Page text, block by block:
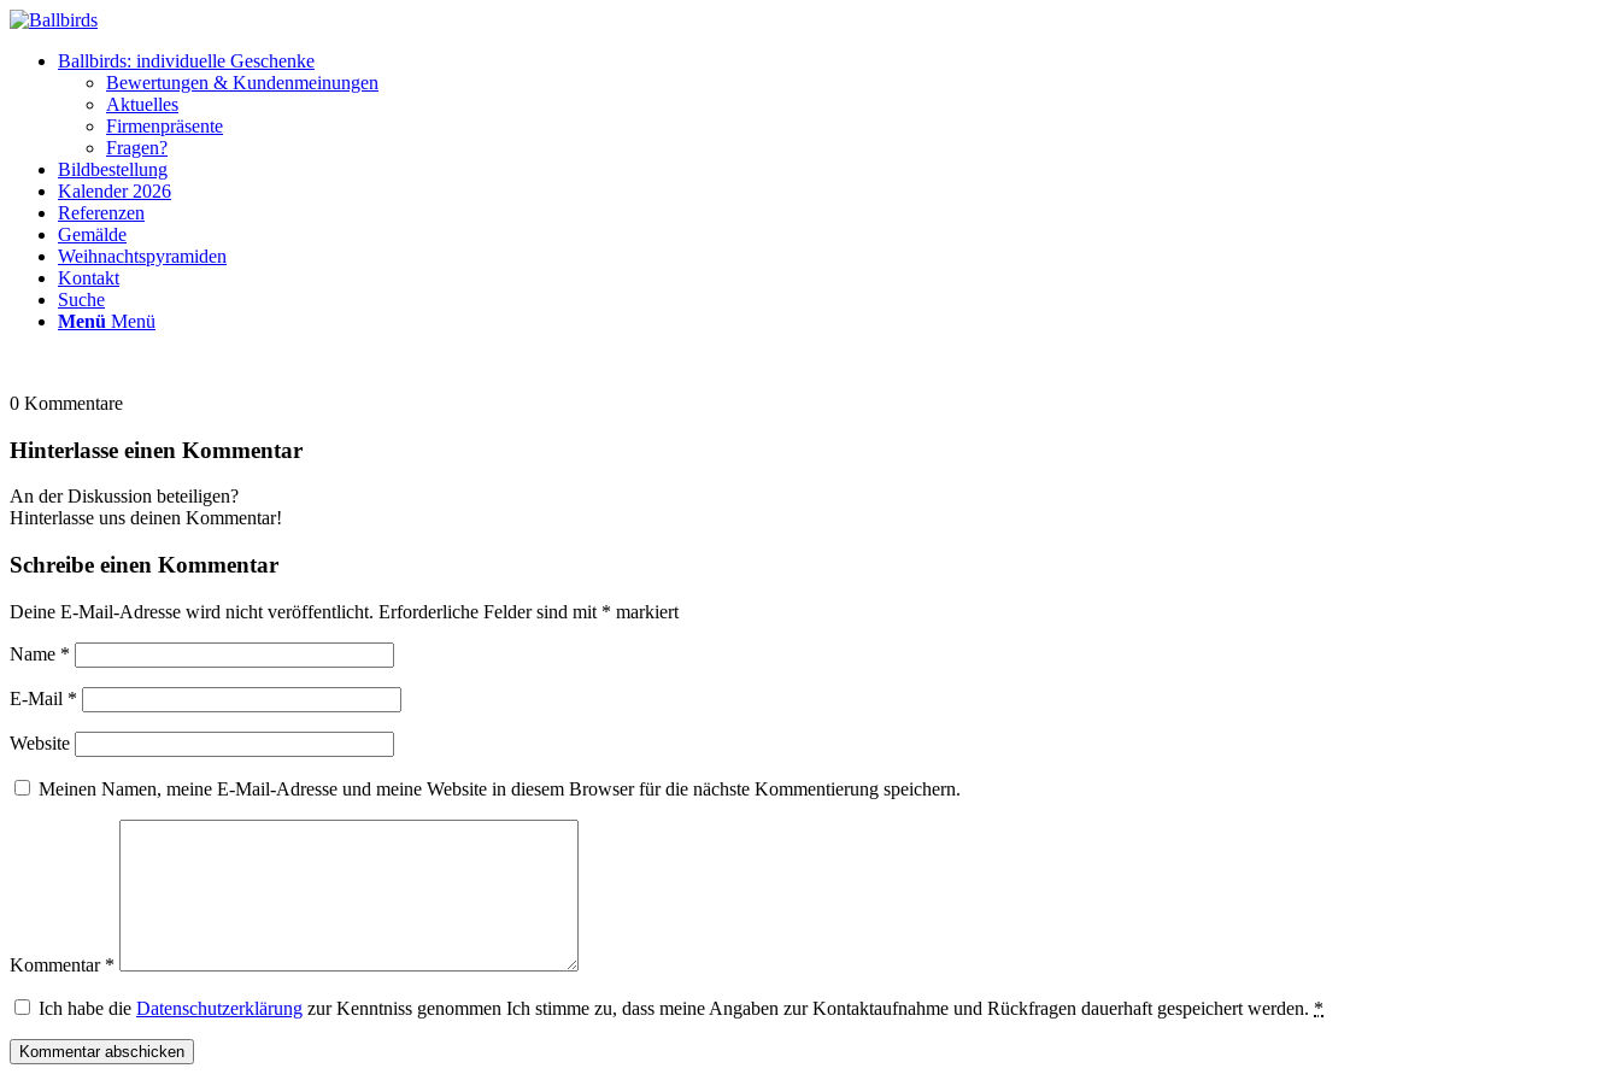
Ballbirds: individuelle Geschenke
Bewertungen & Kundenmeinungen
Aktuelles
Firmenpräsente
Fragen?
Bildbestellung
Kalender 2026
Referenzen
Gemälde
Weihnachtspyramiden
Kontakt
Suche
Menü Menü
0 Kommentare
Hinterlasse einen Kommentar
An der Diskussion beteiligen?
Hinterlasse uns deinen Kommentar!
Schreibe einen Kommentar
Deine E-Mail-Adresse wird nicht veröffentlicht. Erforderliche Felder sind mit * markiert
Name *
E-Mail *
Website
Meinen Namen, meine E-Mail-Adresse und meine Website in diesem Browser für die nächste Kommentierung speichern.
Kommentar *
Ich habe die Datenschutzerklärung zur Kenntniss genommen Ich stimme zu, dass meine Angaben zur Kontaktaufnahme und Rückfragen dauerhaft gespeichert werden. *